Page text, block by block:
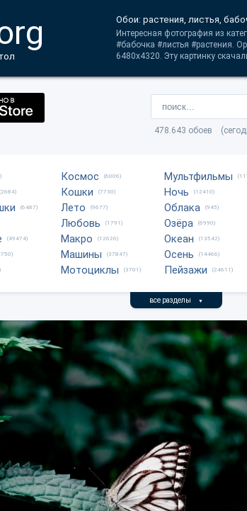
Обои: растения, листья,
Интересная фотография из
#бабочка #листья #растения.
6480x4320. Эту картинку
478.643 обоев
(2684)
(6487)
(49474)
Космос (6006)
Кошки (7730)
Лето (9677)
Любовь (1791)
Макро (12626)
Машины (37847)
Мотоциклы (3701)
Мультфильмы
Ночь (12410)
Облака (945)
Озёра (6990)
Океан (13542)
Осень (14466)
Пейзажи (24611)
все разделы ▼